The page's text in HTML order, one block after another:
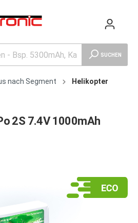
SUCHEN
nach Segment Helikopter
2S 7.4V 1000mAh